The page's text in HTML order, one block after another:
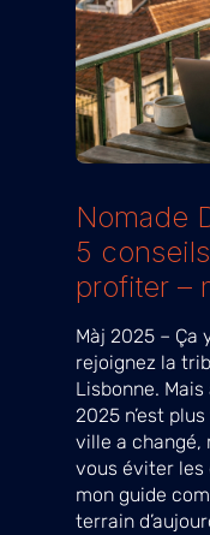
Nomade
5
profiter –
Màj 2025 – Ça
rejoignez la
Lisbonne.
2025 n’est
ville a changé,
vous éviter les
mon guide
terrain